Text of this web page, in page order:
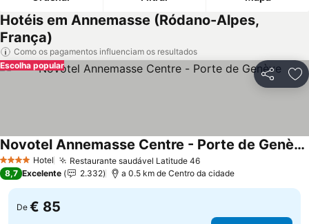
Hotéis em Annemasse (Ródano-Alpes,
França)
Como os pagamentos influenciam os resultados
Partilhar
Escolha popular
4 EstrelasHotel Restaurante saudável Latitude 46Ver preços
Novotel Annemasse Centre - Porte de Genève
Ver preços
8,7 Excelente 2.332 a 0.5 km de Centro da cidade
De € 85